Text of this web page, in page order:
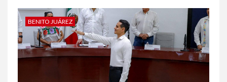
BENITO JUÁREZ